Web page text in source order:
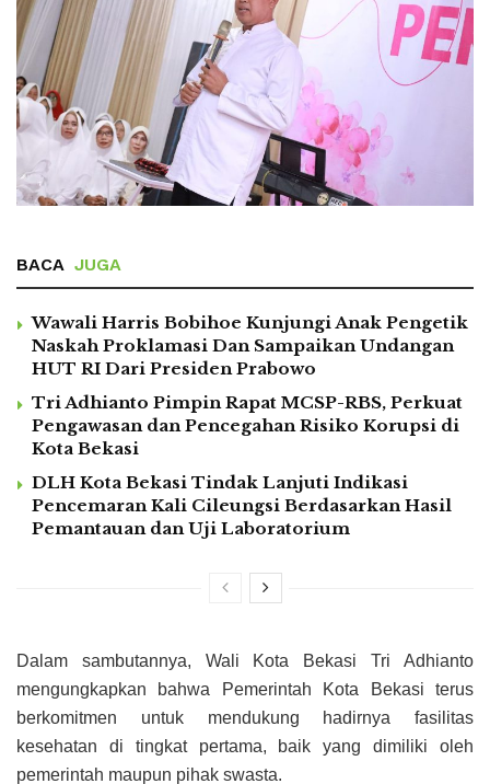
BACA JUGA
Wawali Harris Bobihoe Kunjungi Anak Pengetik
Naskah Proklamasi Dan Sampaikan Undangan
HUT RI Dari Presiden Prabowo
Tri Adhianto Pimpin Rapat MCSP-RBS, Perkuat
Pengawasan dan Pencegahan Risiko Korupsi di
Kota Bekasi
DLH Kota Bekasi Tindak Lanjuti Indikasi
Pencemaran Kali Cileungsi Berdasarkan Hasil
Pemantauan dan Uji Laboratorium
Dalam sambutannya, Wali Kota Bekasi Tri Adhianto
mengungkapkan bahwa Pemerintah Kota Bekasi terus
berkomitmen untuk mendukung hadirnya fasilitas
kesehatan di tingkat pertama, baik yang dimiliki oleh
pemerintah maupun pihak swasta.